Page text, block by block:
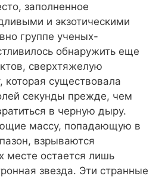
заполненное
и экзотическими
группе ученых-
обнаружить еще
сверхтяжелую
которая существовала
секунды прежде, чем
в черную дыру.
массу, попадающую в
взрываются
месте остается лишь
звезда. Эти странные